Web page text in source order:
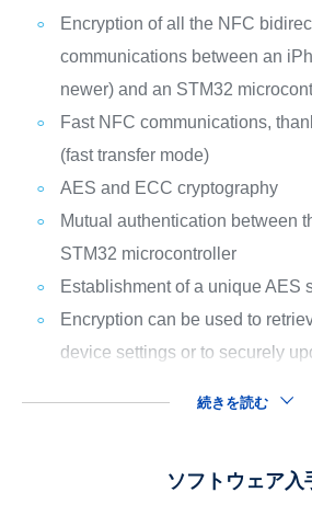
Encryption of all the NFC
communications between an
newer) and an STM32
Fast NFC communications,
(fast transfer mode)
AES and ECC cryptography
Mutual authentication between
STM32 microcontroller
Establishment of a unique AES
Encryption can be used to
device settings or to securely
続きを読む
ソフトウェア入